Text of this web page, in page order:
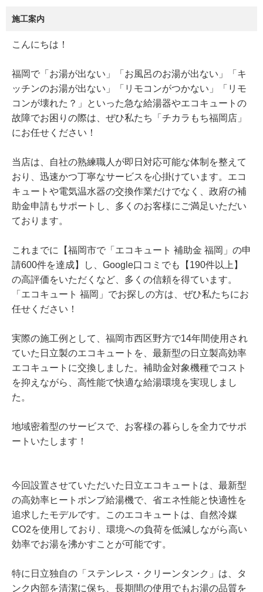
施工案内
こんにちは！
福岡で「お湯が出ない」「お風呂のお湯が出ない」「キ
ッチンのお湯が出ない」「リモコンがつかない」「リモ
コンが壊れた？」といった急な給湯器やエコキュートの
故障でお困りの際は、ぜひ私たち「チカラもち福岡店」
にお任せください！
当店は、自社の熟練職人が即日対応可能な体制を整えて
おり、迅速かつ丁寧なサービスを心掛けています。エコ
キュートや電気温水器の交換作業だけでなく、政府の補
助金申請もサポートし、多くのお客様にご満足いただい
ております。
これまでに【福岡市で「エコキュート 補助金 福岡」の申
請600件を達成】し、Google口コミでも【190件以上】
の高評価をいただくなど、多くの信頼を得ています。
「エコキュート 福岡」でお探しの方は、ぜひ私たちにお
任せください！
実際の施工例として、福岡市西区野方で14年間使用され
ていた日立製のエコキュートを、最新型の日立製高効率
エコキュートに交換しました。補助金対象機種でコスト
を抑えながら、高性能で快適な給湯環境を実現しまし
た。
地域密着型のサービスで、お客様の暮らしを全力でサポ
ートいたします！
今回設置させていただいた日立エコキュートは、最新型
の高効率ヒートポンプ給湯機で、省エネ性能と快適性を
追求したモデルです。このエコキュートは、自然冷媒
CO2を使用しており、環境への負荷を低減しながら高い
効率でお湯を沸かすことが可能です。
特に日立独自の「ステンレス・クリーンタンク」は、タ
ンク内部を清潔に保ち、長期間の使用でもお湯の品質を